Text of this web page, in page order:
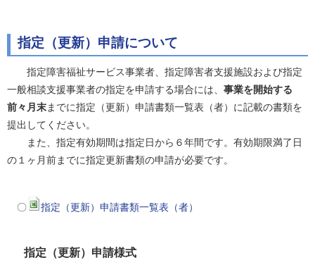
指定（更新）申請について
指定障害福祉サービス事業者、指定障害者支援施設および指定
一般相談支援事業者の指定を申請する場合には、 事業を開始する
前々月末までに指定（更新）申請書類一覧表（者）に記載の書類を
提出してください。
また、指定有効期間は指定日から６年間です。有効期限満了日
の１ヶ月前までに指定更新書類の申請が必要です。
〇 指定（更新）申請書類一覧表（者）
指定（更新）申請様式